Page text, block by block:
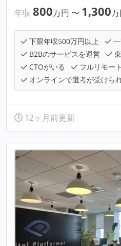
年収 800万円 〜 1,300
下限年収500万円以上
B2Bのサービスを運営
CTOがいる
フルリモー
オンラインで選考が受けら
12ヶ月前更新